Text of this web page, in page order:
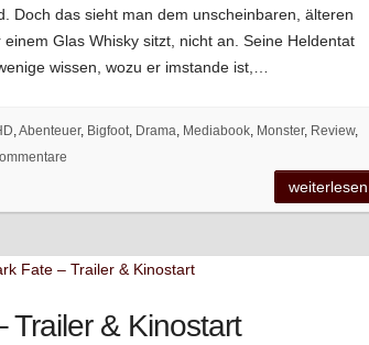
Doch das sieht man dem unscheinbaren, älteren
Glas Whisky sitzt, nicht an. Seine Heldentat
wissen, wozu er imstande ist,…
,Abenteuer, Bigfoot, Drama, Mediabook, Monster, Review,
weiterlesen
Trailer & Kinostart